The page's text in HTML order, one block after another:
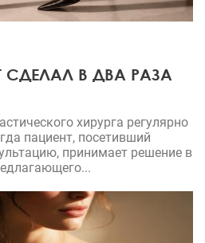
СДЕЛАЛ В ДВА РАЗА
хирурга регулярно
пациент, посетивший
принимает решение в